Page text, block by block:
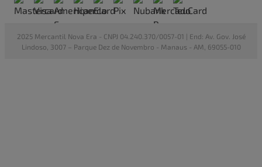
2025 Mercantil Nova Era - CNPJ 04.240.370/0057-01 | End: Av. Gov. José
Lindoso, 3007 – Parque Dez de Novembro - Manaus - AM, 69055-010